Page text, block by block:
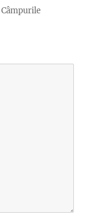
Câmpurile